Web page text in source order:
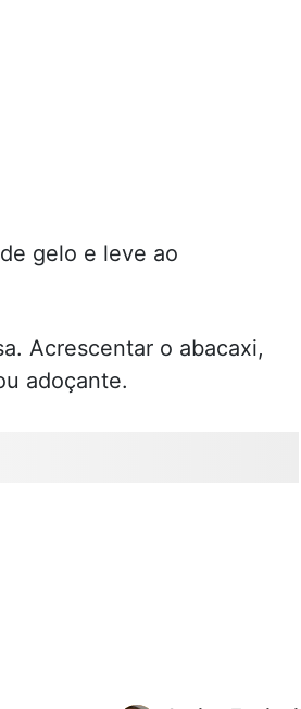
gelo e leve ao
Acrescentar o abacaxi,
adoçante.